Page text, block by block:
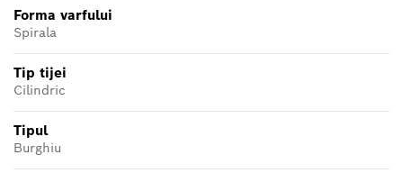
Forma varfului
Spirala
Tip tijei
Cilindric
Tipul
Burghiu